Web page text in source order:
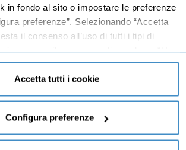
in fondo al sito o impostare le preferenze
preferenze”. Selezionando “Accetta
il consenso all’uso di tutti i tipi di
revocare il consenso cliccando su “Usa
e saranno attivati i soli cookie
al corretto funzionamento del sito.
Accetta tutti i cookie
Configura preferenze
Digital marketing
Seo
E-commerce
Google
Data analyst